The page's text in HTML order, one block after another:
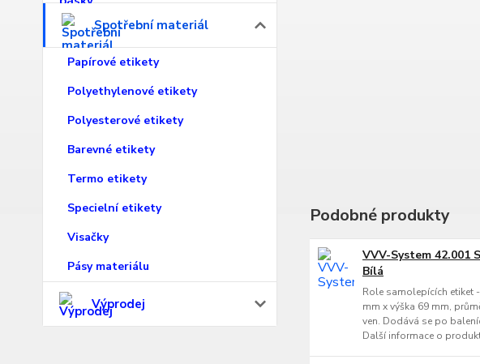
Spotřební materiál
Papírové etikety
Polyethylenové etikety
Polyesterové etikety
Barevné etikety
Termo etikety
Specielní etikety
Visačky
Pásy materiálu
Výprodej
Podobné produkty
VVV-System 42.001
Bílá
Role samolepících etiket
mm x výška 69 mm,
ven. Dodává se po
Další informace o